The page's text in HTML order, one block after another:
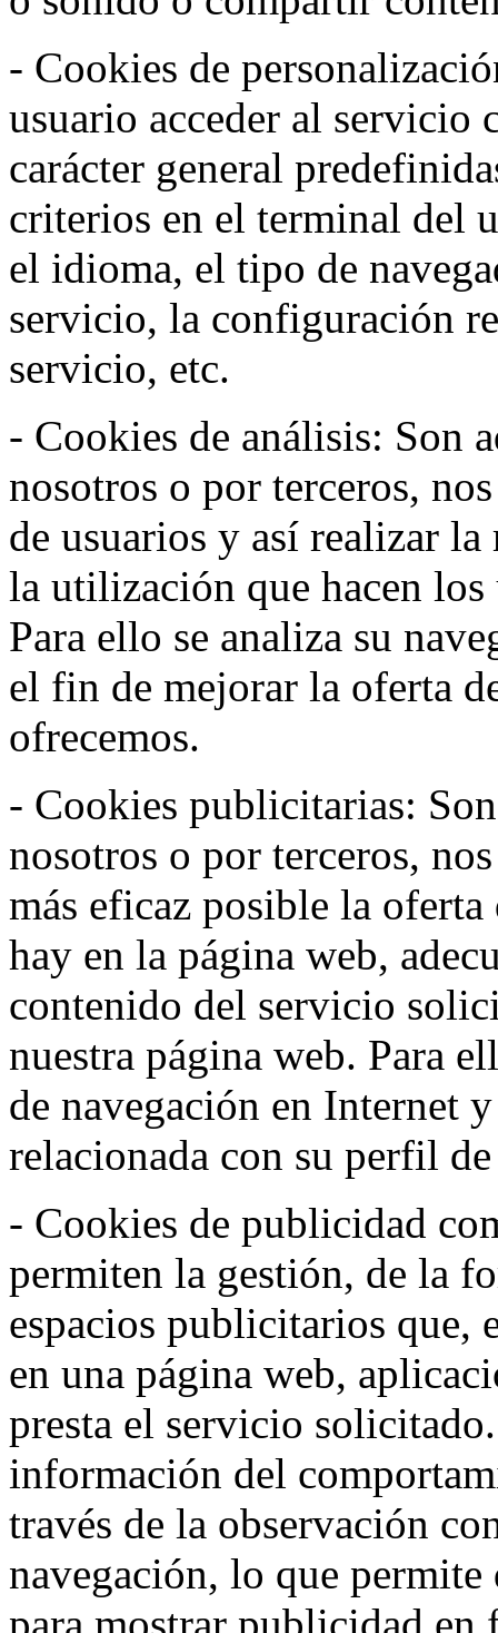
- Cookies de
usuario acceder al servicio
carácter general
criterios en el terminal del
el idioma, el tipo de
servicio, la configuración
servicio, etc.
- Cookies de análisis: Son
nosotros o por terceros,
de usuarios y así realizar
la utilización que hacen
Para ello se analiza su
el fin de mejorar la oferta
ofrecemos.
- Cookies publicitarias:
nosotros o por terceros,
más eficaz posible la
hay en la página web,
contenido del servicio
nuestra página web. Para
de navegación en Internet
relacionada con su perfil
- Cookies de publicidad
permiten la gestión, de la
espacios publicitarios que,
en una página web,
presta el servicio
información del
través de la observación
navegación, lo que